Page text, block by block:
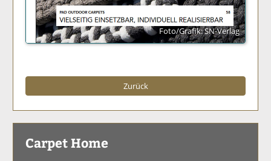
Foto/Grafik: SN-Verlag
Zurück
Carpet Home